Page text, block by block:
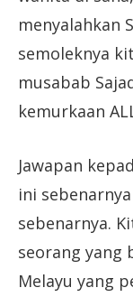
menyalahkan
semoleknya
musabab
kemurkaan
Jawapan
ini
sebenarnya.
seorang yang
Melayu yang